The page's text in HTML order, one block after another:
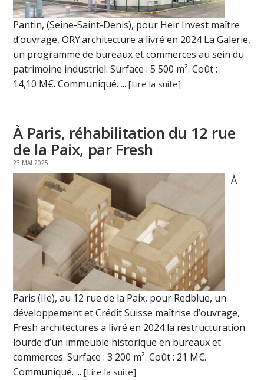
Pantin, (Seine-Saint-Denis), pour Heir Invest maître
d’ouvrage, ORY.architecture a livré en 2024 La Galerie,
un programme de bureaux et commerces au sein du
patrimoine industriel. Surface : 5 500 m². Coût :
14,10 M€. Communiqué. ...[Lire la suite]
À Paris, réhabilitation du 12 rue
de la Paix, par Fresh
23 MAI 2025
À
Paris (IIe), au 12 rue de la Paix, pour Redblue, un
développement et Crédit Suisse maîtrise d’ouvrage,
Fresh architectures a livré en 2024 la restructuration
lourde d’un immeuble historique en bureaux et
commerces. Surface : 3 200 m². Coût : 21 M€.
Communiqué. ...[Lire la suite]